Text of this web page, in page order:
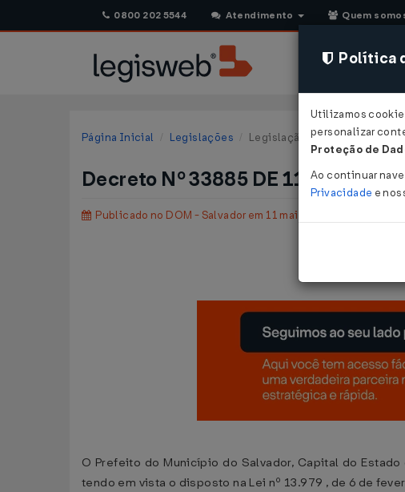
0800 202 5544 Atendimento Quem
Página Inicial Legislações Legislação Municipal -
Decreto Nº 33885 DE 11/05/2021
Publicado no DOM - Salvador em 11 mai 2021
Define
O Prefeito do Município do Salvador, Capital do
tendo em vista o disposto na Lei nº 13.979 , de 6 de
Política
Utilizamos
personalizar
Proteção de
Ao continuar
Privacidade e